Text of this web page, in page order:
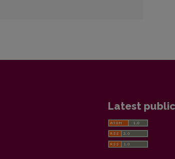
Latest